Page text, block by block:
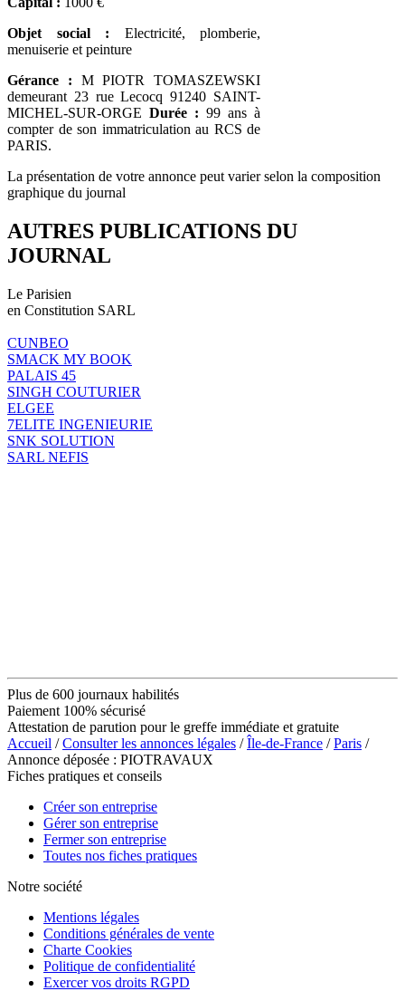
Objet social : Electricité, plomberie,
menuiserie et peinture
Gérance : M PIOTR TOMASZEWSKI
demeurant 23 rue Lecocq 91240 SAINT-
MICHEL-SUR-ORGE Durée : 99 ans à
compter de son immatriculation au RCS de
PARIS.
La présentation de votre annonce peut varier selon la composition
graphique du journal
AUTRES PUBLICATIONS DU
JOURNAL
Le Parisien
en Constitution SARL
CUNBEO
SMACK MY BOOK
PALAIS 45
SINGH COUTURIER
ELGEE
7ELITE INGENIEURIE
SNK SOLUTION
SARL NEFIS
Plus de 600 journaux habilités
Paiement 100% sécurisé
Attestation de parution pour le greffe immédiate et gratuite
Accueil /Consulter les annonces légales /Île-de-France /Paris /
Annonce déposée : PIOTRAVAUX
Fiches pratiques et conseils
Créer son entreprise
Gérer son entreprise
Fermer son entreprise
Toutes nos fiches pratiques
Notre société
Mentions légales
Conditions générales de vente
Charte Cookies
Politique de confidentialité
Exercer vos droits RGPD